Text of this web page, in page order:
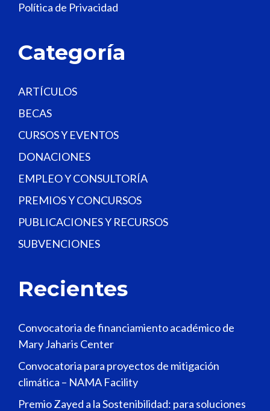
b
n
.
Política de Privacidad
Categoría
ARTÍCULOS
BECAS
CURSOS Y EVENTOS
DONACIONES
EMPLEO Y CONSULTORÍA
PREMIOS Y CONCURSOS
PUBLICACIONES Y RECURSOS
SUBVENCIONES
Recientes
Convocatoria de financiamiento académico de
Mary Jaharis Center
Convocatoria para proyectos de mitigación
climática – NAMA Facility
Premio Zayed a la Sostenibilidad: para soluciones